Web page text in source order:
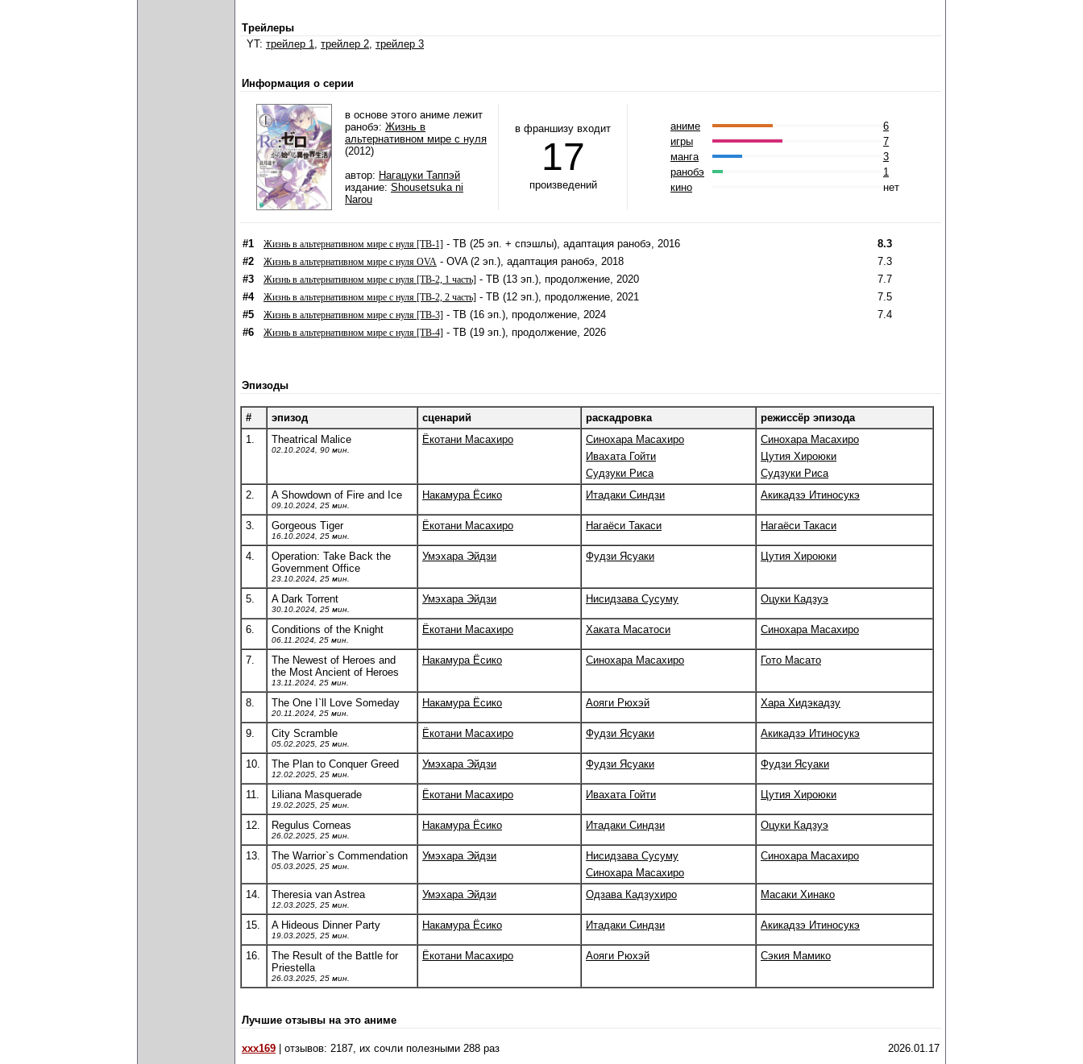
Трейлеры
YT: трейлер 1, трейлер 2, трейлер 3
Информация о серии
в основе этого аниме лежит
ранобэ: Жизнь в
альтернативном мире с нуля
(2012)
автор: Нагацуки Таппэй
издание: Shousetsuka ni
Narou
в франшизу входит
17
произведений
аниме
6
игры
7
манга
3
ранобэ
1
кино
нет
#1 Жизнь в альтернативном мире с нуля [ТВ-1] - ТВ (25 эп. + спэшлы), адаптация ранобэ, 2016
8.3
#2
Жизнь в альтернативном мире с нуля OVA - OVA (2 эп.), адаптация ранобэ, 2018
7.3
#3
Жизнь в альтернативном мире с нуля [ТВ-2, 1 часть] - ТВ (13 эп.), продолжение, 2020
7.7
#4
Жизнь в альтернативном мире с нуля [ТВ-2, 2 часть] - ТВ (12 эп.), продолжение, 2021
7.5
#5
Жизнь в альтернативном мире с нуля [ТВ-3] - ТВ (16 эп.), продолжение, 2024
7.4
#6
Жизнь в альтернативном мире с нуля [ТВ-4] - ТВ (19 эп.), продолжение, 2026
Эпизоды
# эпизод сценарий раскадровка
режиссёр эпизода
1.
Theatrical Malice
02.10.2024, 90 мин.
Ёкотани Масахиро
Синохара Масахиро
Ивахата Гойти
Судзуки Риса
Синохара Масахиро
Цутия Хироюки
Судзуки Риса
2.
A Showdown of Fire and Ice
09.10.2024, 25 мин.
Накамура Ёсико Итадаки Синдзи Акикадзэ Итиносукэ
3. Gorgeous Tiger
16.10.2024, 25 мин.
Ёкотани Масахиро Нагаёси Такаси Нагаёси Такаси
4.
Operation: Take Back the
Government Office
23.10.2024, 25 мин.
Умэхара Эйдзи Фудзи Ясуаки Цутия Хироюки
5. A Dark Torrent
30.10.2024, 25 мин.
Умэхара Эйдзи Нисидзава Сусуму Оцуки Кадзуэ
6. Conditions of the Knight
06.11.2024, 25 мин.
Ёкотани Масахиро Хаката Масатоси Синохара Масахиро
7.
The Newest of Heroes and
the Most Ancient of Heroes
13.11.2024, 25 мин.
Накамура Ёсико Синохара Масахиро Гото Масато
8. The One I`ll Love Someday
20.11.2024, 25 мин.
Накамура Ёсико Аояги Рюхэй Хара Хидэкадзу
9. City Scramble
05.02.2025, 25 мин.
Ёкотани Масахиро Фудзи Ясуаки Акикадзэ Итиносукэ
10. The Plan to Conquer Greed
12.02.2025, 25 мин.
Умэхара Эйдзи Фудзи Ясуаки Фудзи Ясуаки
11. Liliana Masquerade
19.02.2025, 25 мин.
Ёкотани Масахиро Ивахата Гойти Цутия Хироюки
12. Regulus Corneas
26.02.2025, 25 мин.
Накамура Ёсико Итадаки Синдзи Оцуки Кадзуэ
13. The Warrior`s Commendation
05.03.2025, 25 мин.
Умэхара Эйдзи
Нисидзава Сусуму
Синохара Масахиро
Синохара Масахиро
14. Theresia van Astrea
12.03.2025, 25 мин.
Умэхара Эйдзи Одзава Кадзухиро Масаки Хинако
15. A Hideous Dinner Party
19.03.2025, 25 мин.
Накамура Ёсико Итадаки Синдзи Акикадзэ Итиносукэ
16.
The Result of the Battle for
Priestella
26.03.2025, 25 мин.
Ёкотани Масахиро Аояги Рюхэй Сэкия Мамико
Лучшие отзывы на это аниме
xxx169 | отзывов: 2187, их сочли полезными 288 раз 2026.01.17